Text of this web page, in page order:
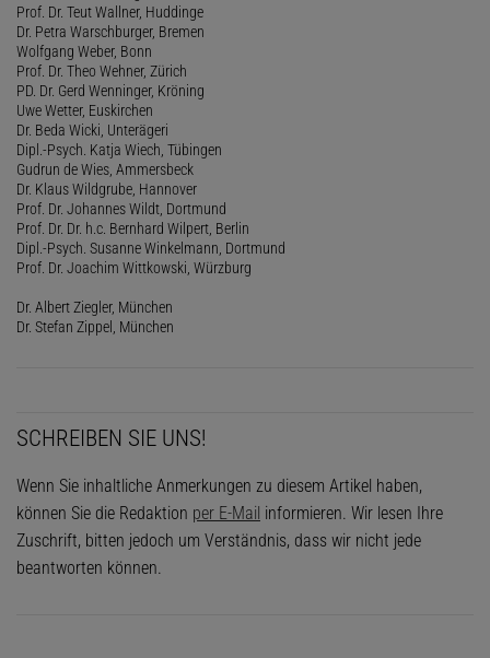
Prof. Dr. Teut Wallner, Huddinge
Dr. Petra Warschburger, Bremen
Wolfgang Weber, Bonn
Prof. Dr. Theo Wehner, Zürich
PD. Dr. Gerd Wenninger, Kröning
Uwe Wetter, Euskirchen
Dr. Beda Wicki, Unterägeri
Dipl.-Psych. Katja Wiech, Tübingen
Gudrun de Wies, Ammersbeck
Dr. Klaus Wildgrube, Hannover
Prof. Dr. Johannes Wildt, Dortmund
Prof. Dr. Dr. h.c. Bernhard Wilpert, Berlin
Dipl.-Psych. Susanne Winkelmann, Dortmund
Prof. Dr. Joachim Wittkowski, Würzburg
Dr. Albert Ziegler, München
Dr. Stefan Zippel, München
SCHREIBEN SIE UNS!
Wenn Sie inhaltliche Anmerkungen zu diesem Artikel haben,
können Sie die Redaktion per E-Mail informieren. Wir lesen Ihre
Zuschrift, bitten jedoch um Verständnis, dass wir nicht jede
beantworten können.